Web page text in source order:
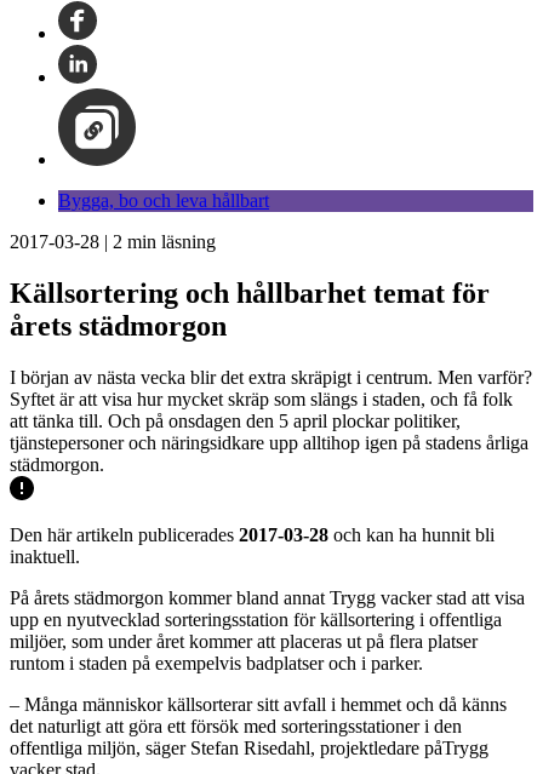
Bygga, bo och leva hållbart
2017-03-28 | 2 min läsning
Källsortering och hållbarhet temat för
årets städmorgon
I början av nästa vecka blir det extra skräpigt i centrum. Men varför?
Syftet är att visa hur mycket skräp som slängs i staden, och få folk
att tänka till. Och på onsdagen den 5 april plockar politiker,
tjänstepersoner och näringsidkare upp alltihop igen på stadens årliga
städmorgon.
Den här artikeln publicerades 2017-03-28 och kan ha hunnit bli
inaktuell.
På årets städmorgon kommer bland annat Trygg vacker stad att visa
upp en nyutvecklad sorteringsstation för källsortering i offentliga
miljöer, som under året kommer att placeras ut på flera platser
runtom i staden på exempelvis badplatser och i parker.
– Många människor källsorterar sitt avfall i hemmet och då känns
det naturligt att göra ett försök med sorteringsstationer i den
offentliga miljön, säger Stefan Risedahl, projektledare påTrygg
vacker stad.